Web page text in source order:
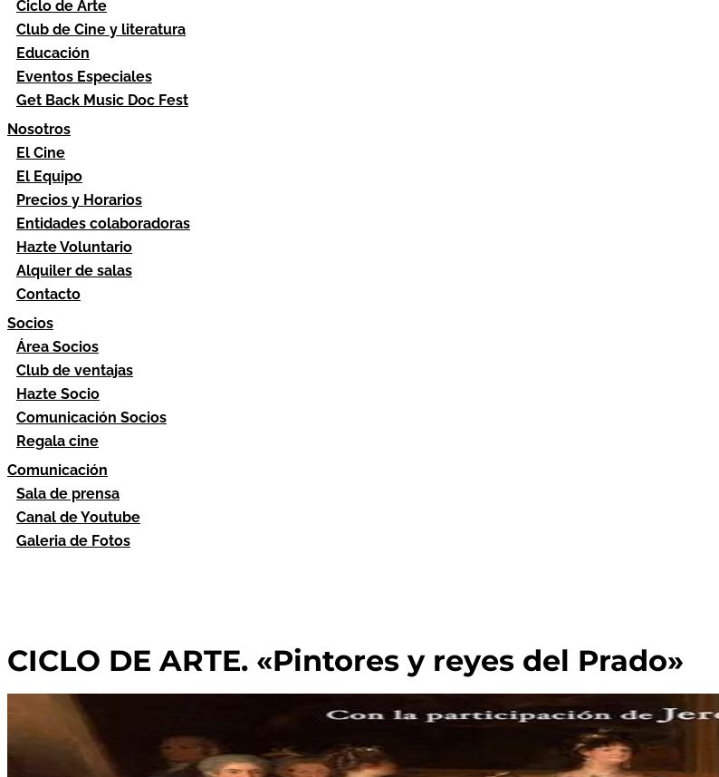
Ciclo de Arte
Club de Cine y literatura
Educación
Eventos Especiales
Get Back Music Doc Fest
Nosotros
El Cine
El Equipo
Precios y Horarios
Entidades colaboradoras
Hazte Voluntario
Alquiler de salas
Contacto
Socios
Área Socios
Club de ventajas
Hazte Socio
Comunicación Socios
Regala cine
Comunicación
Sala de prensa
Canal de Youtube
Galeria de Fotos
CICLO DE ARTE. «Pintores y reyes del Prado»